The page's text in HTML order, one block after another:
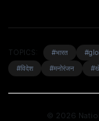
TOPICS: #भारत
#विदेश
#मनोरंजन
© 2026